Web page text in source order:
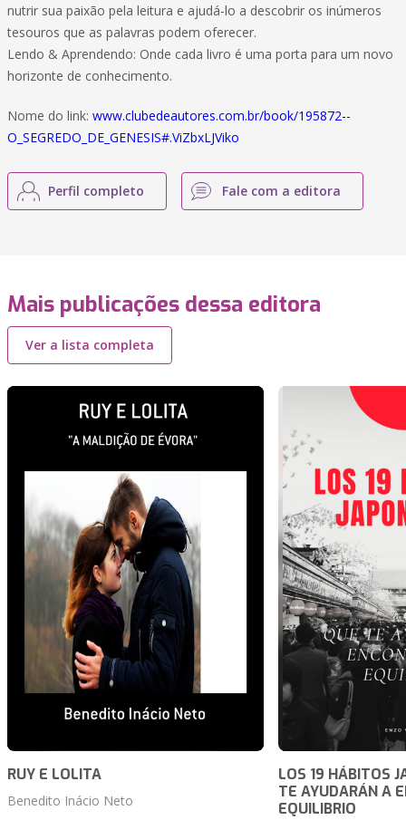
nutrir sua paixão pela leitura e ajudá-lo a descobrir os inúmeros
tesouros que as palavras podem oferecer.
Lendo & Aprendendo: Onde cada livro é uma porta para um novo
horizonte de conhecimento.
Nome do link: www.clubedeautores.com.br/book/195872--
O_SEGREDO_DE_GENESIS#.ViZbxLJViko
Perfil completo Fale com a editora
Mais publicações dessa editora
Ver a lista completa
RUY E LOLITA
Benedito Inácio Neto
LOS 19 HÁBITOS
TE AYUDARÁN A
EQUILIBRIO